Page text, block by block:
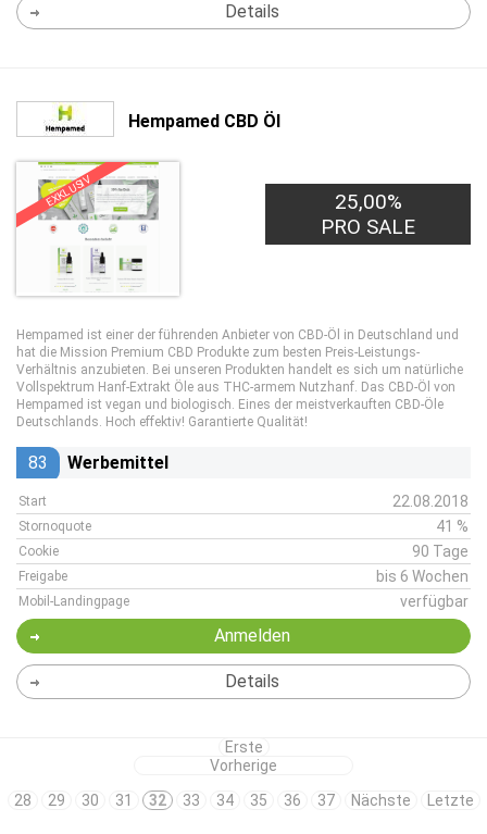
Details
Hempamed CBD Öl
EXKLUSIV
25,00%
PRO SALE
Hempamed ist einer der führenden Anbieter von CBD-Öl in Deutschland und
hat die Mission Premium CBD Produkte zum besten Preis-Leistungs-
Verhältnis anzubieten. Bei unseren Produkten handelt es sich um natürliche
Vollspektrum Hanf-Extrakt Öle aus THC-armem Nutzhanf. Das CBD-Öl von
Hempamed ist vegan und biologisch. Eines der meistverkauften CBD-Öle
Deutschlands. Hoch effektiv! Garantierte Qualität!
83 Werbemittel
Start 22.08.2018
Stornoquote 41 %
Cookie 90 Tage
Freigabe bis 6 Wochen
Mobil-Landingpage verfügbar
Anmelden
Details
Erste
Vorherige
28
29 30 31 32 33 34 35 36 37 Nächste Letzte